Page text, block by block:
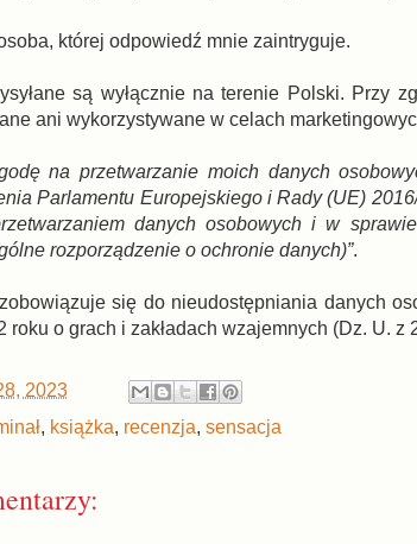
której odpowiedź mnie zaintryguje.
są wyłącznie na terenie Polski. Przy
ani wykorzystywane w celach
na przetwarzanie moich danych
Parlamentu Europejskiego i Rady (UE)
danych osobowych i w
rozporządzenie o ochronie danych)”.
się do nieudostępniania danych
roku o grach i zakładach wzajemnych (Dz. U. z
2023
, książka, recenzja, sensacja